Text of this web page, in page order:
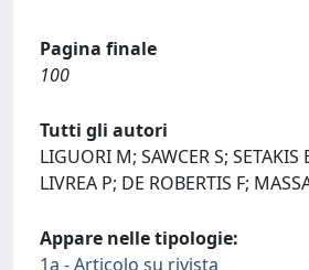
Pagina finale
100
Tutti gli autori
LIGUORI M; SAWCER S;
LIVREA P; DE ROBERTIS F;
Appare nelle tipologie:
1a - Articolo su rivista